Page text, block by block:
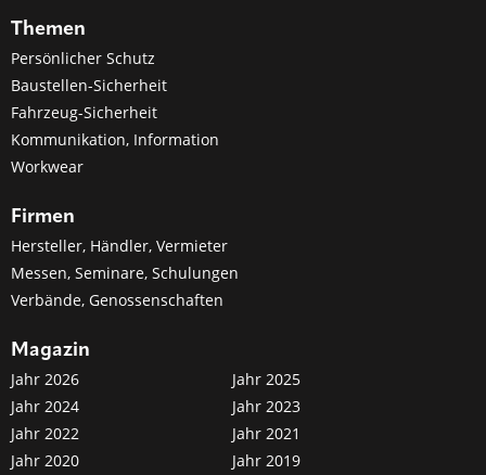
Themen
Persönlicher Schutz
Baustellen-Sicherheit
Fahrzeug-Sicherheit
Kommunikation, Information
Workwear
Firmen
Hersteller, Händler, Vermieter
Messen, Seminare, Schulungen
Verbände, Genossenschaften
Magazin
Jahr 2026
Jahr 2025
Jahr 2024
Jahr 2023
Jahr 2022
Jahr 2021
Jahr 2020
Jahr 2019